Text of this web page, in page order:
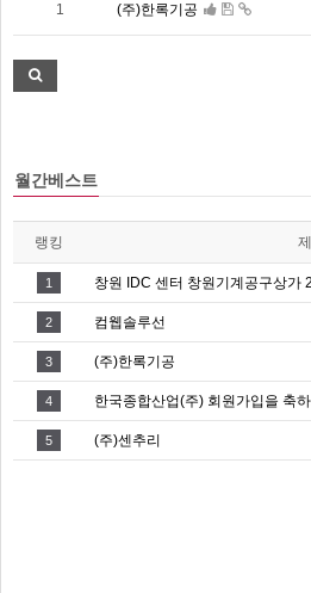
1 (주)한록기공
월간베스트
랭킹
1 창원 IDC 센터 창원기계공구상가
2 컴웹솔루선
3 (주)한록기공
4 한국종합산업(주) 회원가입을 축
5 (주)센추리